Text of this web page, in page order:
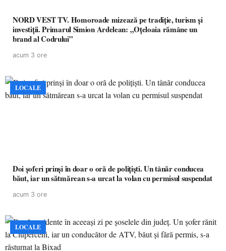
NORD VEST TV. Homoroade mizează pe tradiție, turism și
investiții. Primarul Simion Ardelean: „Oțeloaia rămâne un
brand al Codrului”
acum 3 ore
LOCALE
Doi șoferi prinși în doar o oră de polițiști. Un tânăr conducea
băut, iar un sătmărean s-a urcat la volan cu permisul suspendat
acum 3 ore
LOCALE